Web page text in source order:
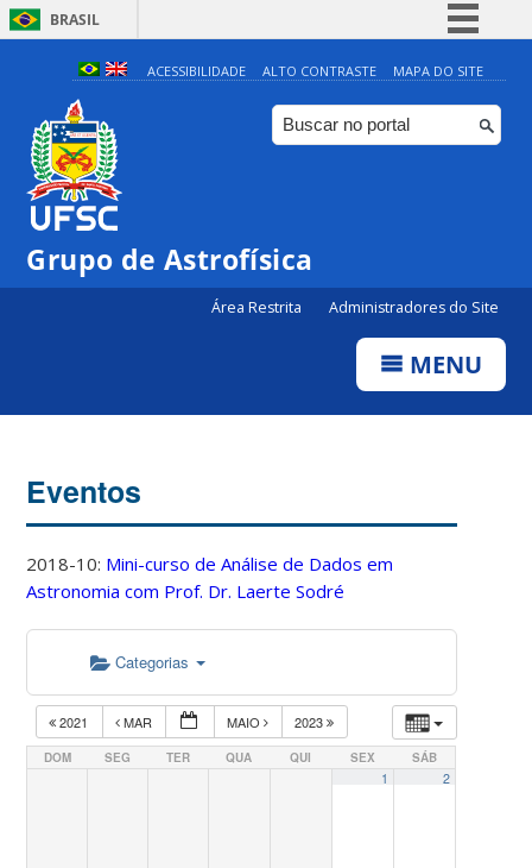
BRASIL
Simplifique!
Comunica BR
Participe
ACESSIBILIDADE ALTO CONTRASTE MAPA DO SITE
Grupo de Astrofísica
Área Restrita Administradores do Site
MENU
Eventos
2018-10: Mini-curso de Análise de Dados em
Astronomia com Prof. Dr. Laerte Sodré
Categorias
2021 MAR MAIO 2023
DOM SEG TER QUA QUI SEX SÁB
1 2